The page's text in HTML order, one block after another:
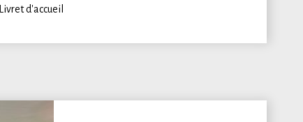
Livret d'accueil